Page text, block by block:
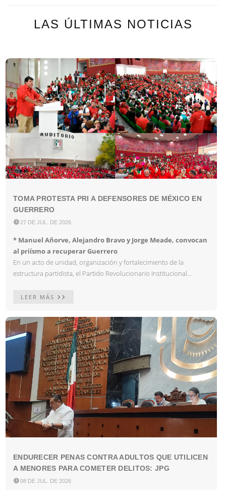
LAS ÚLTIMAS NOTICIAS
TOMA PROTESTA PRI A DEFENSORES DE MÉXICO EN
GUERRERO
 27 DE JUL. DE 2026
* Manuel Añorve, Alejandro Bravo y Jorge Meade, convocan
al priísmo a recuperar Guerrero
En un acto de unidad, organización y fortalecimiento de la
estructura partidista, el Partido Revolucionario Institucional...
LEER MÁS
ENDURECER PENAS CONTRA ADULTOS QUE UTILICEN
A MENORES PARA COMETER DELITOS: JPG
08 DE JUL. DE 2026